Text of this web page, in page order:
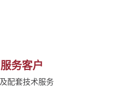
务客户
配套技术服务